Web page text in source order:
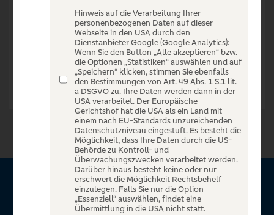
Zur Startseite
Über VR Entertain
Hinweis auf die Verarbeitung Ihrer
personenbezogenen Daten auf dieser
Webseite in den USA durch den
Dienstanbieter Google (Google Analytics):
Wenn Sie den Button „Alle akzeptieren“ bzw.
die Optionen „Statistiken“ auswählen und auf
„Speichern“ klicken, stimmen Sie ebenfalls
den Bestimmungen von Art. 49 Abs. 1 S.1 lit.
a DSGVO zu. Ihre Daten werden dann in der
USA verarbeitet. Der Europäische
Gerichtshof hat die USA als ein Land mit
einem nach EU-Standards unzureichenden
Datenschutzniveau eingestuft. Es besteht die
Möglichkeit, dass Ihre Daten durch die US-
Behörde zu Kontroll- und
Überwachungszwecken verarbeitet werden.
Darüber hinaus besteht keine oder nur
erschwert die Möglichkeit Rechtsbehelf
einzulegen. Falls Sie nur die Option
„Essenziell“ auswählen, findet eine
Übermittlung in die USA nicht statt.